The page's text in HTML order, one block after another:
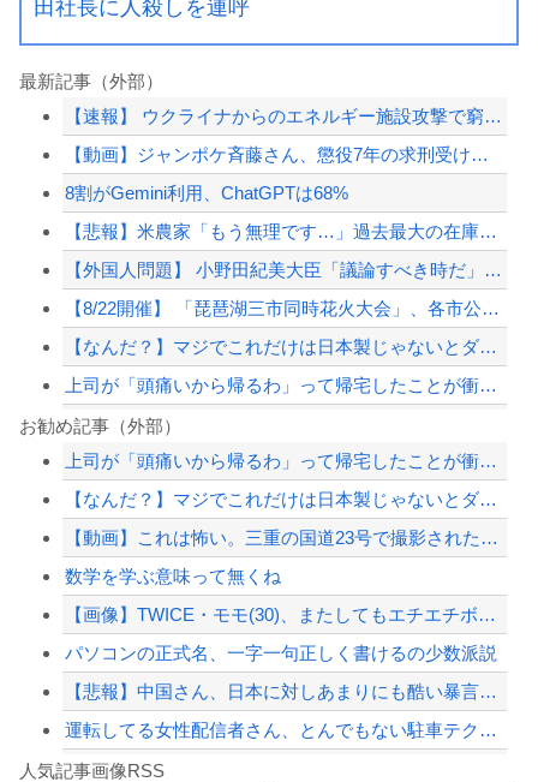
田社長に人殺しを連呼
最新記事（外部）
【速報】 ウクライナからのエネルギー施設攻撃で窮地のロシアを韓国が助けていたこと...
【動画】ジャンポケ斉藤さん、懲役7年の求刑受けたあとのTikTokライブ配信がヤ...
8割がGemini利用、ChatGPTは68%
【悲報】米農家「もう無理です…」過去最大の在庫を抱える状態で新米収穫。新米価格も...
【外国人問題】 小野田紀美大臣「議論すべき時だ」→SNS「まだ議論もしてなかった...
【8/22開催】 「琵琶湖三市同時花火大会」、各市公式「そんな花火大会は存在しな...
【なんだ？】マジでこれだけは日本製じゃないとダメな物
上司が「頭痛いから帰るわ」って帰宅したことが衝撃的だった
8割がGemini利用、ChatGPTは68%
【画像】胸が大きいせいで成績が伸びない陸上部女子ｗｗｗｗｗｗｗｗｗｗｗｗ
テスラ、26年中に日本の納車拠点を6割増 販売急増による混乱収拾へ
【緊急速報】NYで警官が黒人男性の首を絞め、暴動第二波不可避へ
Powered by livedoor 相互RSS
お勧め記事（外部）
上司が「頭痛いから帰るわ」って帰宅したことが衝撃的だった
【なんだ？】マジでこれだけは日本製じゃないとダメな物
【動画】これは怖い。三重の国道23号で撮影された避けようがないもらい事故の瞬間。
数学を学ぶ意味って無くね
【画像】TWICE・モモ(30)、またしてもエチエチボデーを披露wwwwwwww...
パソコンの正式名、一字一句正しく書けるの少数派説
【悲報】中国さん、日本に対しあまりにも酷い暴言を放つ 「侵略戦争仕掛けたくせに...
運転してる女性配信者さん、とんでもない駐車テクニックを見せつけてネット民をドン引...
人気記事画像RSS